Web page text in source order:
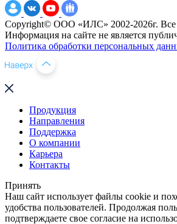
Copyright© ООО «ИЛС» 2002-2026г.
Информация на сайте не является
Политика обработки персональных
Продукция
Направления
Поддержка
О компании
Карьера
Контакты
Принять
Наш сайт использует файлы cookie и
удобства пользователей. Продолжая
подтверждаете свое согласие на